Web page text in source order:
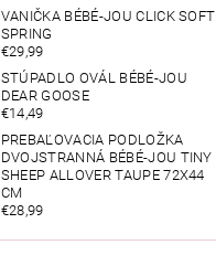
VANIČKA BÉBÉ-JOU CLICK SOFT
SPRING
€29,99
STÚPADLO OVÁL BÉBÉ-JOU
DEAR GOOSE
€14,49
PREBAĽOVACIA PODLOŽKA
DVOJSTRANNÁ BÉBÉ-JOU TINY
SHEEP ALLOVER TAUPE 72X44
CM
€28,99